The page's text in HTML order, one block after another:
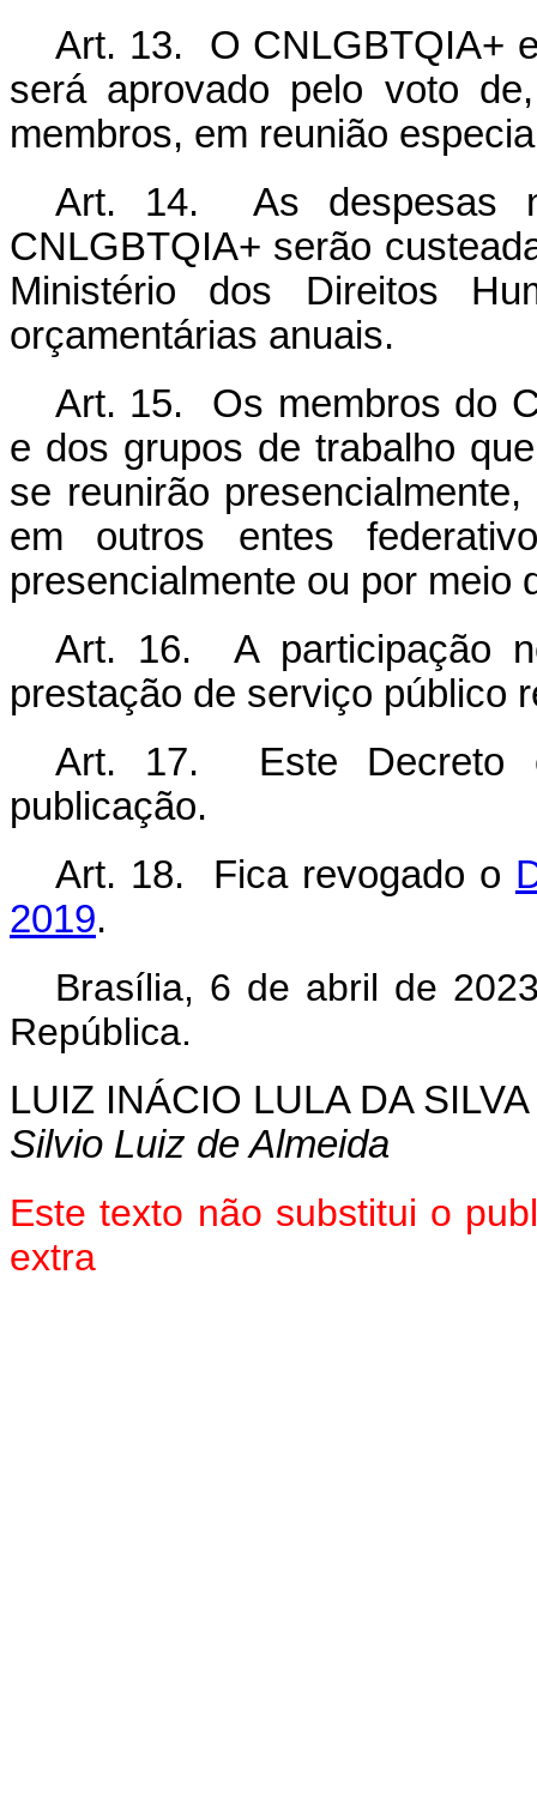
Art. 13. O CNLGBTQIA+
será aprovado pelo voto
membros, em reunião
Art. 14. As despesas
CNLGBTQIA+ serão
Ministério dos Direitos
orçamentárias anuais.
Art. 15. Os membros do
e dos grupos de trabalho
se reunirão
em outros entes
presencialmente ou por meio
Art. 16. A participação
prestação de serviço público
Art. 17. Este Decreto
publicação.
Art. 18. Fica revogado o
2019.
Brasília, 6 de abril de
República.
LUIZ INÁCIO LULA DA SILVA
Silvio Luiz de Almeida
Este texto não substitui o
extra